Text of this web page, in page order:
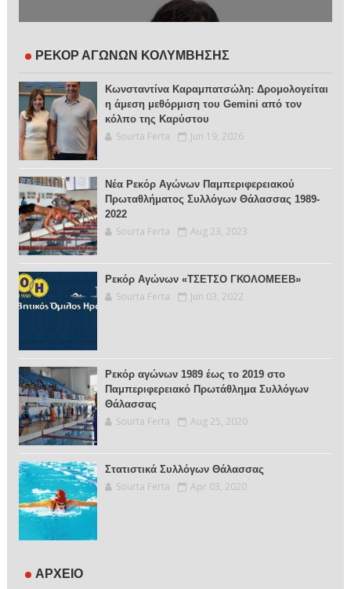
ΡΕΚΟΡ ΑΓΩΝΩΝ ΚΟΛΥΜΒΗΣΗΣ
Κωνσταντίνα Καραμπατσώλη: Δρομολογείται
η άμεση μεθόρμιση του Gemini από τον
κόλπο της Καρύστου
Sourta Ferta Jun 19, 2026
Νέα Ρεκόρ Αγώνων Παμπεριφερειακού
Πρωταθλήματος Συλλόγων Θάλασσας 1989-
2022
Sourta Ferta Aug 23, 2023
Ρεκόρ Αγώνων «ΤΣΕΤΣΟ ΓΚΟΛΟΜΕΕΒ»
Sourta Ferta Jun 03, 2022
Ρεκόρ αγώνων 1989 έως το 2019 στο
Παμπεριφερειακό Πρωτάθλημα Συλλόγων
Θάλασσας
Sourta Ferta Aug 25, 2020
Στατιστικά Συλλόγων Θάλασσας
Sourta Ferta Apr 03, 2020
ΑΡΧΕΙΟ